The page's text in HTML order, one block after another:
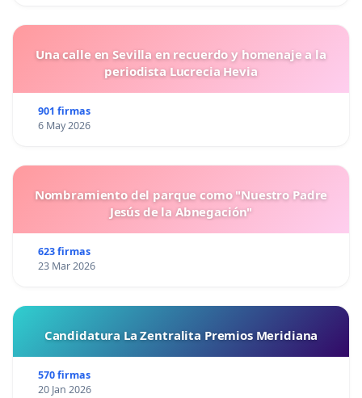
Una calle en Sevilla en recuerdo y homenaje a la
periodista Lucrecia Hevia
901 firmas
6 May 2026
Nombramiento del parque como "Nuestro Padre
Jesús de la Abnegación"
623 firmas
23 Mar 2026
Candidatura La Zentralita Premios Meridiana
570 firmas
20 Jan 2026